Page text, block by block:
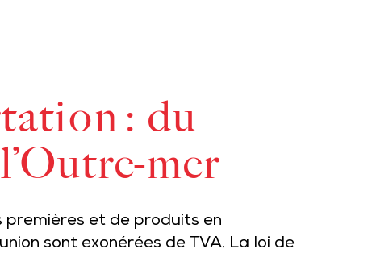
: du
mer
et de produits en
sont exonérées de TVA. La loi de